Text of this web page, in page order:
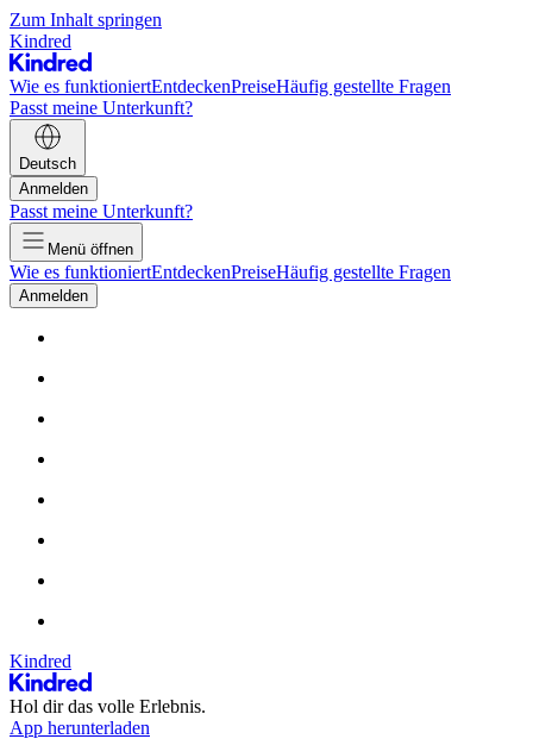
Zum Inhalt springen
Kindred
Wie es funktioniertEntdeckenPreiseHäufig gestellte Fragen
Passt meine Unterkunft?
Deutsch
Anmelden
Passt meine Unterkunft?
Menü öffnen
Wie es funktioniertEntdeckenPreiseHäufig gestellte Fragen
Anmelden
Kindred
Hol dir das volle Erlebnis.
App herunterladen